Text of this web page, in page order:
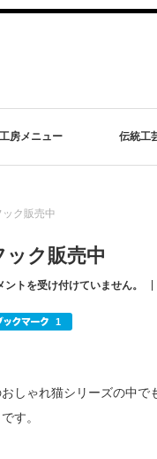
房メニュー 伝統工
ク販売中
ック販売中
ントを受け付けていません。
しゃれ猫シリーズの中
す。